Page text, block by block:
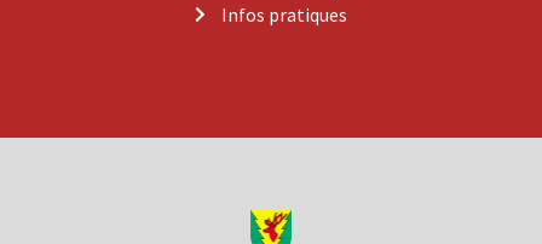
Infos pratiques